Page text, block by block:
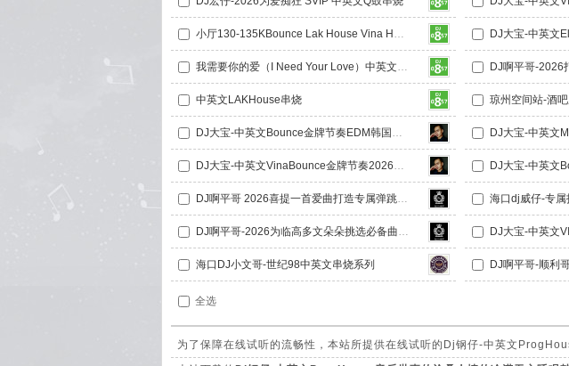
小厅130-135KBounce Lak House Vina House紧凑高端现场歌路DJ串烧
我需要你的爱（I Need Your Love）中英文水调FKHOUSE咚鼓串烧
中英文LAKHouse串烧 琼州空间站-酒
DJ大宝-中英文Bounce金牌节奏EDM韩国棒斯风驰电掣Music电音大碟
DJ大宝-中英文VinaBounce金牌节奏2026玛田鼓重低音Music慢摇大碟（风驰版）
DJ啊平哥 2026喜提一首爱曲打造专属弹跳（别知已vs爱你今生到永远）House给力串烧
DJ啊平哥-2026为临高多文朵朵挑选必备曲第一首（世纪vs抖音热播之战神曲）House串烧
海口DJ小文哥-世纪98中英文串烧系列
全选
为了保障在线试听的流畅性，本站所提供在线试听的Dj钢仔-中英文